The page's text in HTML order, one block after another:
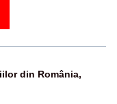
din România,